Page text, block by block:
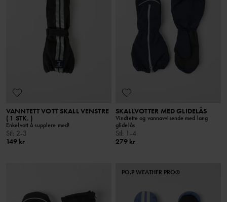
VANNTETT VOTT SKALL VENSTRE
( 1 STK. )
Enkelvott å supplere med!
Stl: 2-3
149 kr
SKALLVOTTER MED GLIDELÅS
Vindtette og vannavvisende med lang
glidelås
Stl: 1-4
279 kr
PO.P WEATHER PRO®